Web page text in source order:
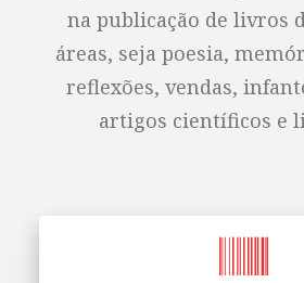
na publicação de livros
áreas, seja poesia,
reflexões, vendas,
artigos científicos e